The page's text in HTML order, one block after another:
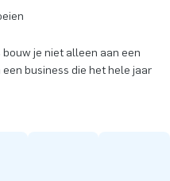
je niet alleen aan een
business die het hele jaar